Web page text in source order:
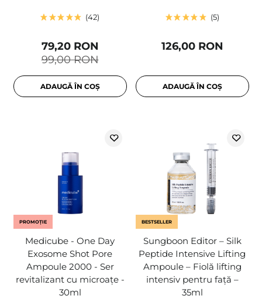
42
99,00 RON
79,20 RON
ADAUGĂ ÎN COȘ
5
126,00 RON
ADAUGĂ ÎN COȘ
PROMOȚIE
Medicube - One Day
Exosome Shot Pore
Ampoule 2000 - Ser
revitalizant cu microațe -
30ml
BESTSELLER
Sungboon Editor – Silk
Peptide Intensive Lifting
Ampoule – Fiolă lifting
intensiv pentru față –
35ml